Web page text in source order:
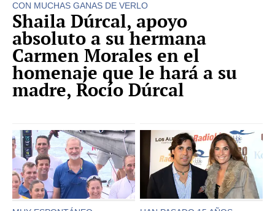
CON MUCHAS GANAS DE VERLO
Shaila Dúrcal, apoyo
absoluto a su hermana
Carmen Morales en el
homenaje que le hará a su
madre, Rocío Dúrcal